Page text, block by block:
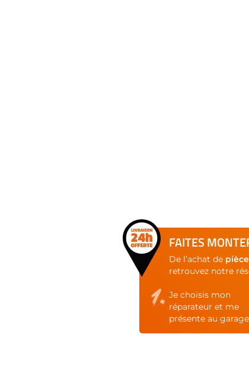
FAITES
De l’achat de
retrouvez notre
Je choisis mon
réparateur et me
présente au